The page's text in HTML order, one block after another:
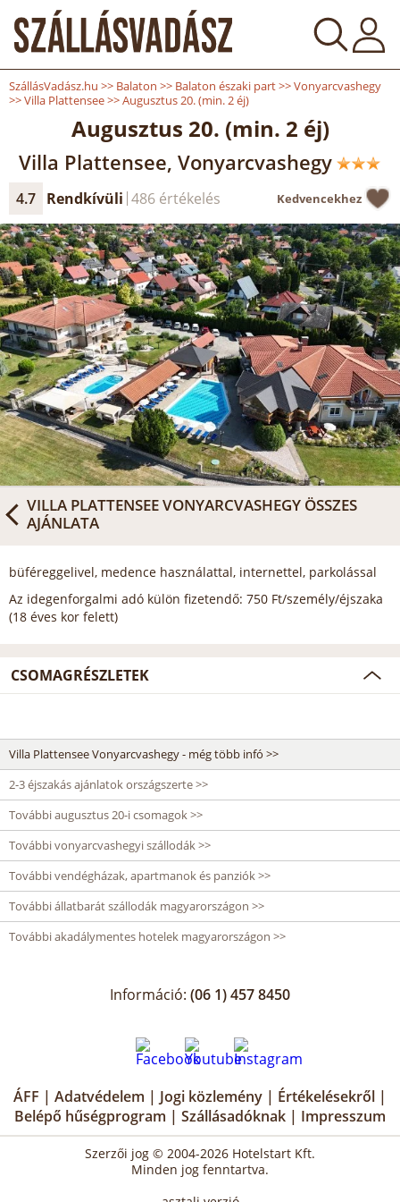
SzállásVadász.hu >> Balaton >> Balaton északi part>>Vonyarcvashegy
>>Villa Plattensee>>Augusztus 20. (min. 2 éj)
Augusztus 20. (min. 2 éj)
Villa Plattensee, Vonyarcvashegy
4.7 Rendkívüli 486 értékelés Kedvencekhez
VILLA PLATTENSEE VONYARCVASHEGY ÖSSZES
AJÁNLATA
büféreggelivel, medence használattal, internettel, parkolással
Az idegenforgalmi adó külön fizetendő: 750 Ft/személy/éjszaka
(18 éves kor felett)
CSOMAGRÉSZLETEK
Villa Plattensee Vonyarcvashegy - még több infó >>
2-3 éjszakás ajánlatok országszerte >>
További augusztus 20-i csomagok >>
További vonyarcvashegyi szállodák >>
További vendégházak, apartmanok és panziók >>
További állatbarát szállodák magyarországon >>
További akadálymentes hotelek magyarországon >>
Információ: (06 1) 457 8450
ÁFF | Adatvédelem | Jogi közlemény | Értékelésekről |
Belépő hűségprogram | Szállásadóknak | Impresszum
Szerzői jog © 2004-2026 Hotelstart Kft.
Minden jog fenntartva.